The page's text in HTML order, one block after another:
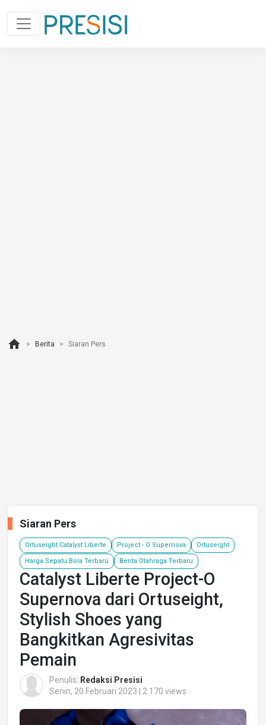
home Berita Siaran Pers
Siaran Pers
Ortuseight Catalyst Liberte Project - O Supernova Ortuseight
Harga Sepatu Bola Terbaru Berita Olahraga Terbaru
Catalyst Liberte Project-O
Supernova dari Ortuseight,
Stylish Shoes yang
Bangkitkan Agresivitas
Pemain
Penulis: Redaksi Presisi
Senin, 20 Februari 2023 | 2.170 views